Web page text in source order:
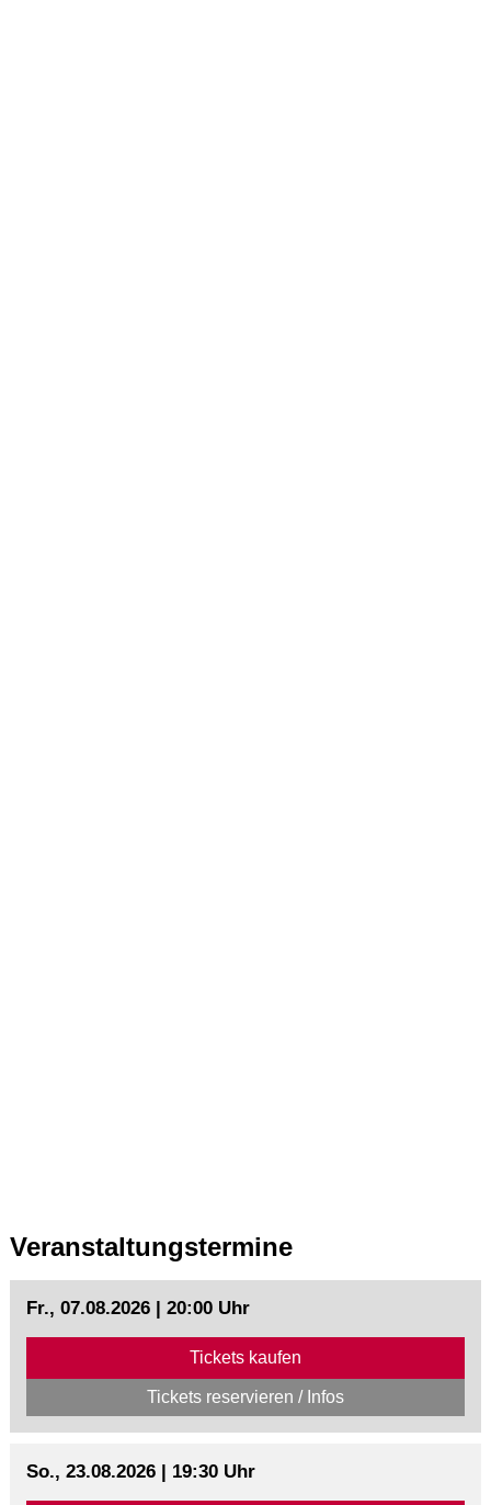
Veranstaltungstermine
Fr., 07.08.2026 | 20:00 Uhr
Tickets kaufen
Tickets reservieren / Infos
So., 23.08.2026 | 19:30 Uhr